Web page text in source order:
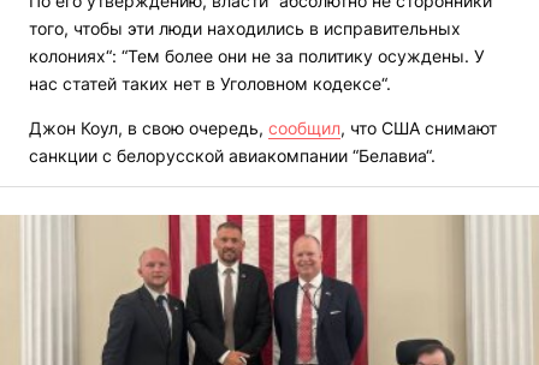
того, чтобы эти люди находились в исправительных
колониях“: “Тем более они не за политику осуждены. У
нас статей таких нет в Уголовном кодексе“.
Джон Коул, в свою очередь, сообщил, что США снимают
санкции с белорусской авиакомпании “Белавиа“.